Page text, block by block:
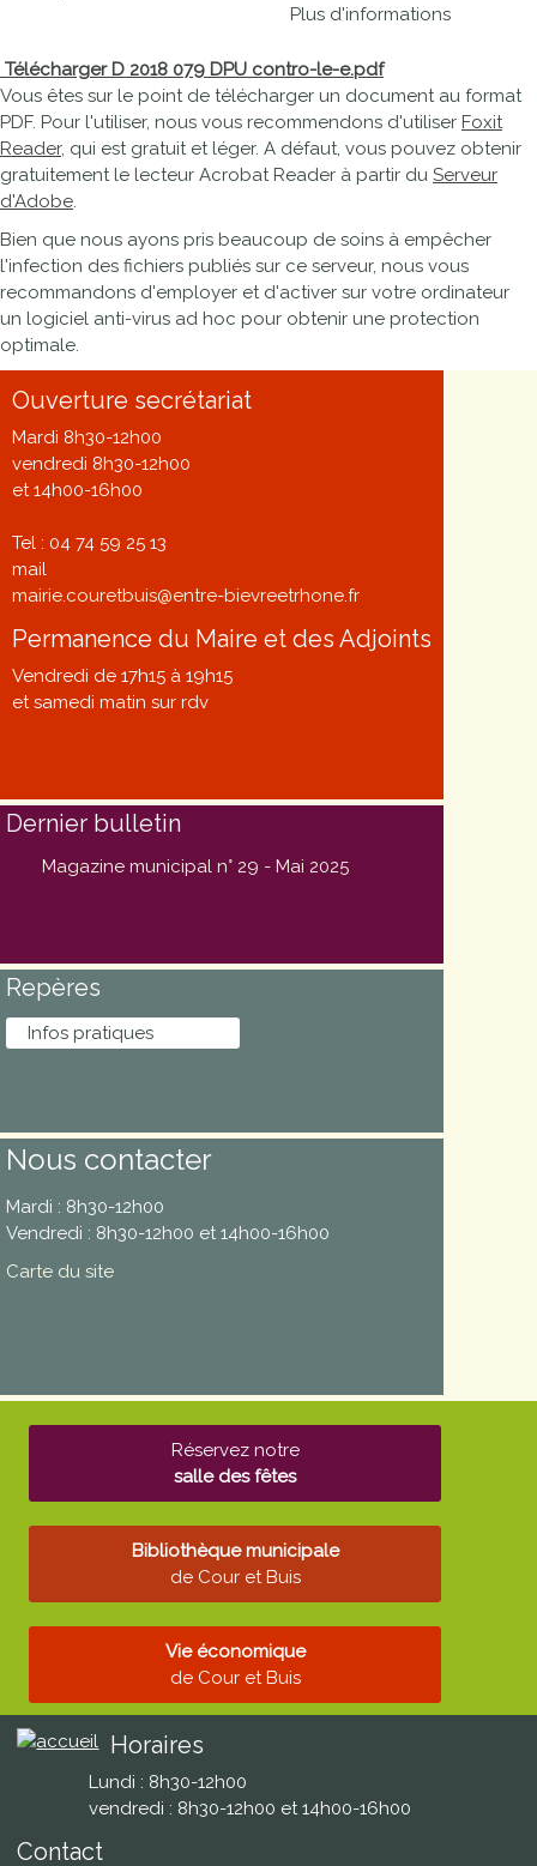
Plus d'informations
Télécharger D 2018 079 DPU contro-le-e.pdf
Vous êtes sur le point de télécharger un document au format
PDF. Pour l'utiliser, nous vous recommendons d'utiliser Foxit
Reader, qui est gratuit et léger. A défaut, vous pouvez obtenir
gratuitement le lecteur Acrobat Reader à partir du Serveur
d'Adobe.
Bien que nous ayons pris beaucoup de soins à empêcher
l'infection des fichiers publiés sur ce serveur, nous vous
recommandons d'employer et d'activer sur votre ordinateur
un logiciel anti-virus ad hoc pour obtenir une protection
optimale.
Ouverture secrétariat
Mardi 8h30-12h00
vendredi 8h30-12h00
et 14h00-16h00
Tel : 04 74 59 25 13
mail
mairie.couretbuis@entre-bievreetrhone.fr
Permanence du Maire et des Adjoints
Vendredi de 17h15 à 19h15
et samedi matin sur rdv
Dernier bulletin
Magazine municipal n° 29 - Mai 2025
Repères
Infos pratiques
Nous contacter
Mardi : 8h30-12h00
Vendredi : 8h30-12h00 et 14h00-16h00
Carte du site
Réservez notre
salle des fêtes
Bibliothèque municipale
de Cour et Buis
Vie économique
de Cour et Buis
Horaires
Lundi : 8h30-12h00
vendredi : 8h30-12h00 et 14h00-16h00
Contact